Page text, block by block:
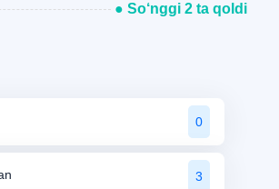
● So‘nggi 2 ta qoldi
0
3